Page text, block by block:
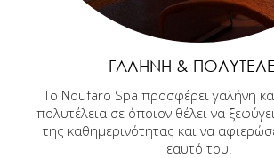
ΓΑΛΉΝΗ &
Το Noufaro Spa προσφέρει γαλήνη
πολυτέλεια σε όποιον θέλει να
της καθημερινότητας και να
εαυτό του.